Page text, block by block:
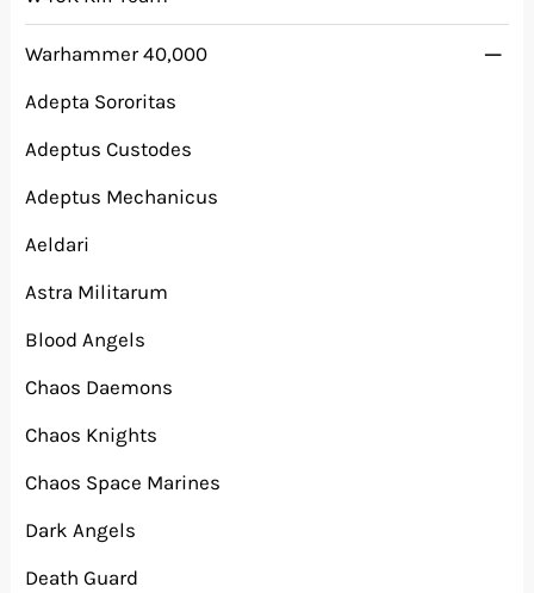
Warhammer 40,000
Adepta Sororitas
Adeptus Custodes
Adeptus Mechanicus
Aeldari
Astra Militarum
Blood Angels
Chaos Daemons
Chaos Knights
Chaos Space Marines
Dark Angels
Death Guard